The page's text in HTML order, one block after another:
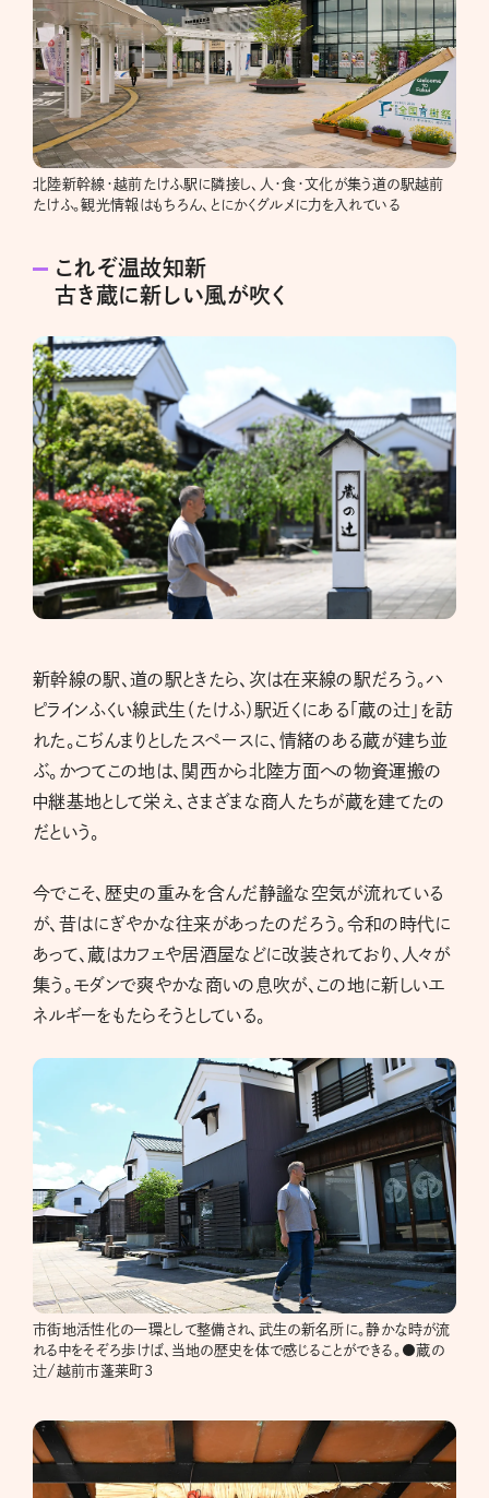
北陸新幹線・越前たけふ駅に隣接し、人・食・文化が集う道の駅越前
たけふ。観光情報はもちろん、とにかくグルメに力を入れている
これぞ温故知新
古き蔵に新しい風が吹く
新幹線の駅、道の駅ときたら、次は在来線の駅だろう。ハ
ピラインふくい線武生（たけふ）駅近くにある「蔵の辻」を訪
れた。こぢんまりとしたスペースに、情緒のある蔵が建ち並
ぶ。かつてこの地は、関西から北陸方面への物資運搬の
中継基地として栄え、さまざまな商人たちが蔵を建てたの
だという。
今でこそ、歴史の重みを含んだ静謐な空気が流れている
が、昔はにぎやかな往来があったのだろう。令和の時代に
あって、蔵はカフェや居酒屋などに改装されており、人々が
集う。モダンで爽やかな商いの息吹が、この地に新しいエ
ネルギーをもたらそうとしている。
市街地活性化の一環として整備され、武生の新名所に。静かな時が流
れる中をそぞろ歩けば、当地の歴史を体で感じることができる。●蔵の
辻/越前市蓬莱町3